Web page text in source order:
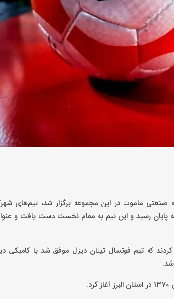
صنعتی ماموت در این مجموعه برگزار شد، تیم‌های
پایان رسید و این تیم به مقام نخست دست یافت و
کردند که تیم فوتسال تیتان دیزل موفق شد با کامبکی